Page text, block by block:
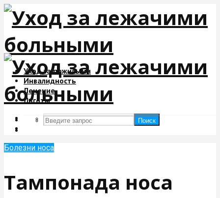
Уход за пожилыми
Инвалидность
Лечение
Льготы
Поиск
Поиск
Болезни носа
Тампонада носа